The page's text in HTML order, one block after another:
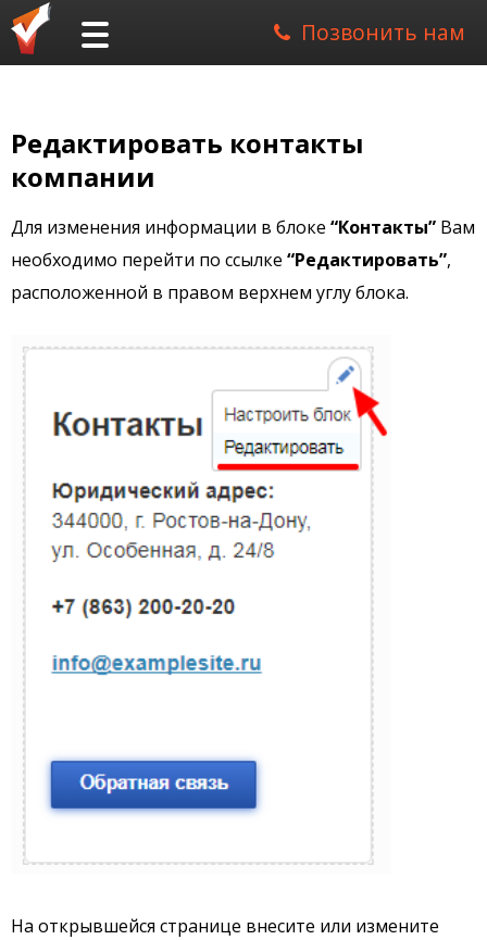
Позвонить нам
Редактировать контакты
компании
Для изменения информации в блоке “Контакты” Вам
необходимо перейти по ссылке “Редактировать”,
расположенной в правом верхнем углу блока.
На открывшейся странице внесите или измените